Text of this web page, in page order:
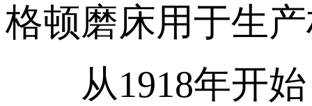
格顿磨床用于生
从1918年开始